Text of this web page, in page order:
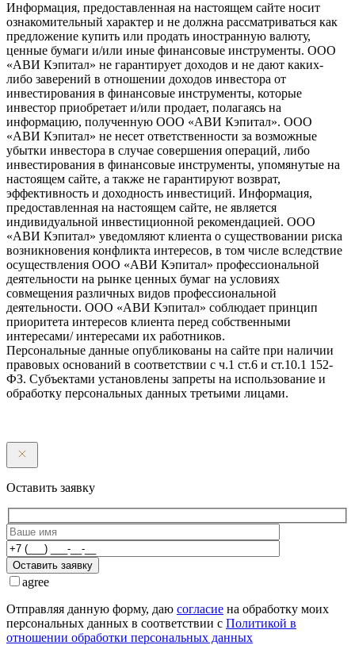
Информация, предоставленная на настоящем сайте носит
ознакомительный характер и не должна рассматриваться как
предложение купить или продать иностранную валюту,
ценные бумаги и/или иные финансовые инструменты. ООО
«АВИ Кэпитал» не гарантирует доходов и не дают каких-
либо заверений в отношении доходов инвестора от
инвестирования в финансовые инструменты, которые
инвестор приобретает и/или продает, полагаясь на
информацию, полученную ООО «АВИ Кэпитал». ООО
«АВИ Кэпитал» не несет ответственности за возможные
убытки инвестора в случае совершения операций, либо
инвестирования в финансовые инструменты, упомянутые на
настоящем сайте, а также не гарантируют возврат,
эффективность и доходность инвестиций. Информация,
предоставленная на настоящем сайте, не является
индивидуальной инвестиционной рекомендацией. ООО
«АВИ Кэпитал» уведомляют клиента о существовании риска
возникновения конфликта интересов, в том числе вследствие
осуществления ООО «АВИ Кэпитал» профессиональной
деятельности на рынке ценных бумаг на условиях
совмещения различных видов профессиональной
деятельности. ООО «АВИ Кэпитал» соблюдает принцип
приоритета интересов клиента перед собственными
интересами/ интересами их работников.
Персональные данные опубликованы на сайте при наличии
правовых оснований в соответствии с ч.1 ст.6 и ст.10.1 152-
ФЗ. Субъектами установлены запреты на использование и
обработку персональных данных третьими лицами.
Оставить заявку
Оставить заявку
agree
Отправляя данную форму, даю согласие на обработку моих
персональных данных в соответствии с Политикой в
отношении обработки персональных данных